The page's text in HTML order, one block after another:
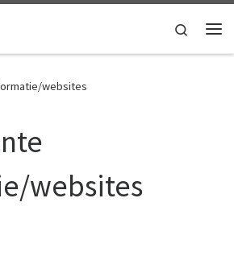
Search
websites
websites